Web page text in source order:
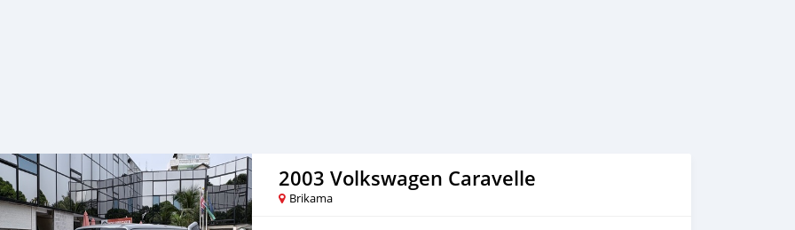
2003 Volkswagen Caravelle
Brikama